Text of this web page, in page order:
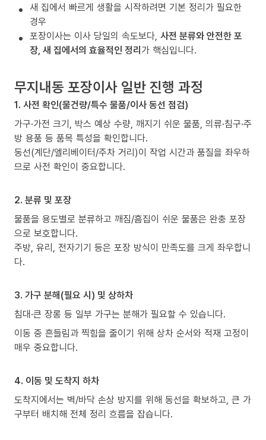
새 집에서 빠르게 생활을 시작하려면 기본 정리가 필요한
경우
포장이사는 이사 당일의 속도보다, 사전 분류와 안전한 포
장, 새 집에서의 효율적인 정리가 핵심입니다.
무지내동 포장이사 일반 진행 과정
1. 사전 확인(물건량/특수 물품/이사 동선 점검)
가구·가전 크기, 박스 예상 수량, 깨지기 쉬운 물품, 의류·침구·주
방 용품 등 품목 특성을 확인합니다.
동선(계단/엘리베이터/주차 거리)이 작업 시간과 품질을 좌우하
므로 사전 확인이 중요합니다.
2. 분류 및 포장
물품을 용도별로 분류하고 깨짐/흠집이 쉬운 물품은 완충 포장
으로 보호합니다.
주방, 유리, 전자기기 등은 포장 방식이 만족도를 크게 좌우합니
다.
3. 가구 분해(필요 시) 및 상하차
침대·큰 장롱 등 일부 가구는 분해가 필요할 수 있습니다.
이동 중 흔들림과 찍힘을 줄이기 위해 상차 순서와 적재 고정이
매우 중요합니다.
4. 이동 및 도착지 하차
도착지에서는 벽/바닥 손상 방지를 위해 동선을 확보하고, 큰 가
구부터 배치해 전체 정리 흐름을 잡습니다.